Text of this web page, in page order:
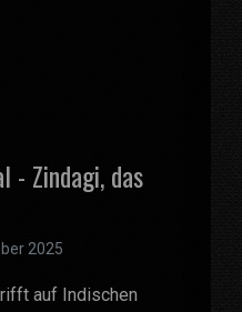
- Zindagi, das
2025
auf Indischen